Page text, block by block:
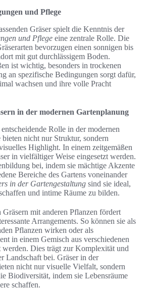
und Pflege
Gräser spielt die Kenntnis der
und Pflege eine zentrale Rolle. Die
bevorzugen einen sonnigen bis
mit gut durchlässigem Boden.
ist wichtig, besonders in trockenen
an spezifische Bedingungen sorgt dafür,
wachsen und ihre volle Pracht
in der modernen Gartenplanung
Rolle in der modernen
nicht nur Struktur, sondern
Highlight. In einem zeitgemäßen
in vielfältiger Weise eingesetzt werden.
bei, indem sie mächtige Akzente
Bereiche des Gartens voneinander
in der Gartengestaltung sind sie ideal,
und intime Räume zu bilden.
mit anderen Pflanzen fördert
Arrangements. So können sie als
Pflanzen wirken oder als
in einem Gemisch aus verschiedenen
werden. Dies trägt zur Komplexität und
Landschaft bei. Gräser in der
nicht nur visuelle Vielfalt, sondern
Biodiversität, indem sie Lebensräume
schaffen.